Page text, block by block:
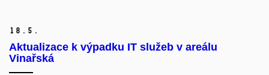
18. 5.
Aktualizace k výpadku IT služeb v areálu
Vinařská